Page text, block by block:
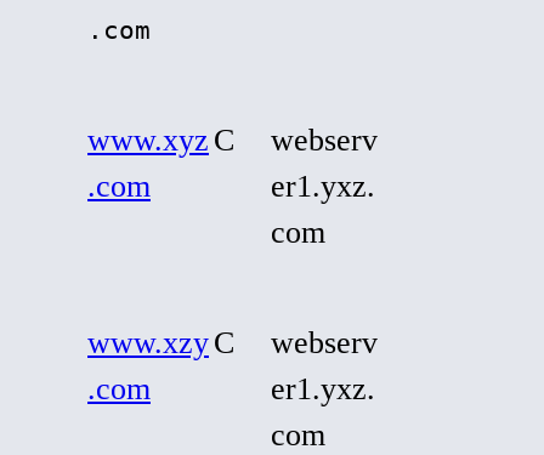
.com
www.xyz
.com
C
webserv
er1.yxz.
com
www.xzy
.com
C
webserv
er1.yxz.
com